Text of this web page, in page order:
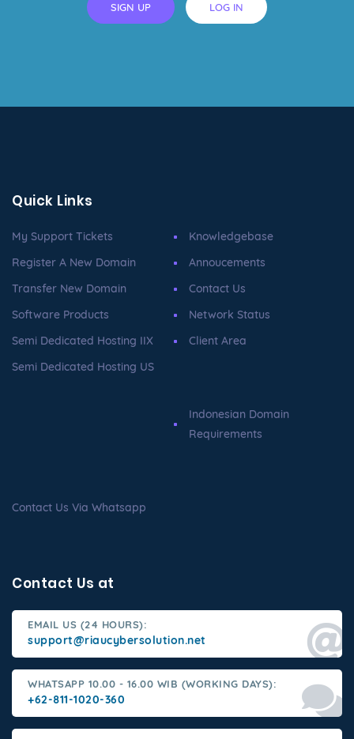
SIGN UP LOG IN
Quick Links
My Support Tickets
Register A New Domain
Transfer New Domain
Software Products
Semi Dedicated Hosting IIX
Semi Dedicated Hosting US
Knowledgebase
Annoucements
Contact Us
Network Status
Client Area
Indonesian Domain
Requirements
Contact Us Via Whatsapp
Contact Us at
EMAIL US (24 HOURS):
support@riaucybersolution.net
WHATSAPP 10.00 - 16.00 WIB (WORKING DAYS):
+62-811-1020-360